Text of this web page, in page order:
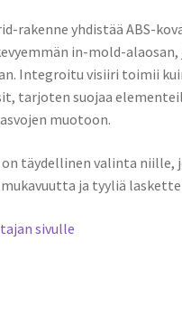
rakenne yhdistää ABS-
in-mold-
Integroitu visiiri toimii
tarjoten suojaa
muotoon.
on täydellinen valinta niille,
ja tyyliä
sivulle